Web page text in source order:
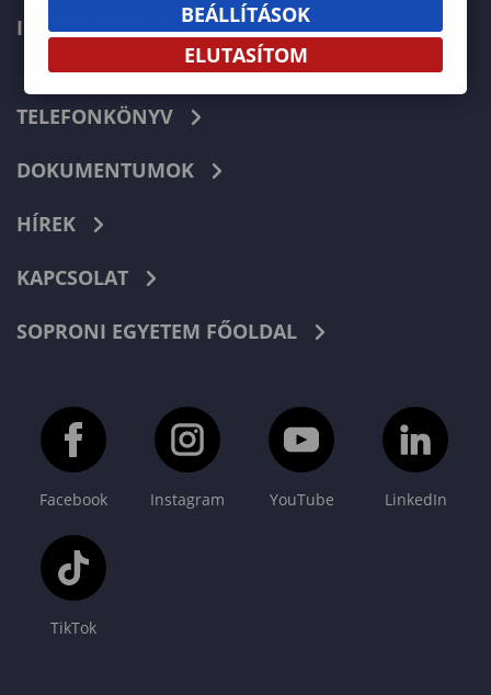
INTERNATIONAL
TELEFONKÖNYV
DOKUMENTUMOK
HÍREK
KAPCSOLAT
SOPRONI EGYETEM FŐOLDAL
Facebook Instagram YouTube LinkedIn
TikTok
BEÁLLÍTÁSOK
ELUTASÍTOM